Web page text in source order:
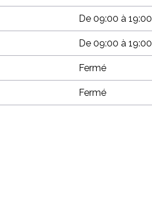
De 09:00 à 19:00
De 09:00 à 19:00
Fermé
Fermé